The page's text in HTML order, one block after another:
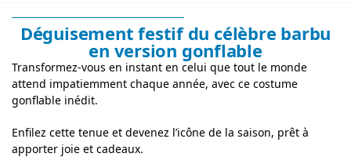
Déguisement festif du célèbre barbu
en version gonflable
Transformez-vous en instant en celui que tout le monde
attend impatiemment chaque année, avec ce costume
gonflable inédit.
Enfilez cette tenue et devenez l’icône de la saison, prêt à
apporter joie et cadeaux.